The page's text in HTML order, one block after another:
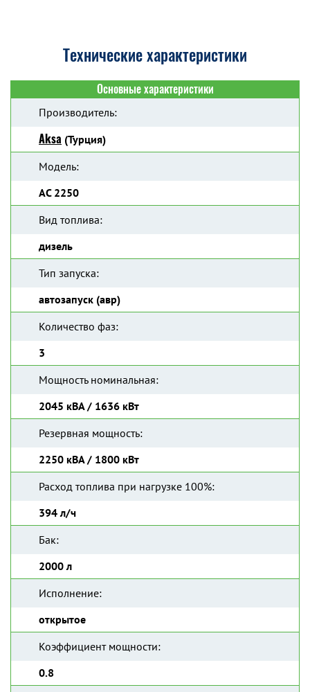
Технические характеристики
Основные характеристики
Производитель:
Aksa (Турция)
Модель:
AC 2250
Вид топлива:
дизель
Тип запуска:
автозапуск (авр)
Количество фаз:
3
Мощность номинальная:
2045 кВА / 1636 кВт
Резервная мощность:
2250 кВА / 1800 кВт
Расход топлива при нагрузке 100%:
394 л/ч
Бак:
2000 л
Исполнение:
открытое
Коэффициент мощности:
0.8